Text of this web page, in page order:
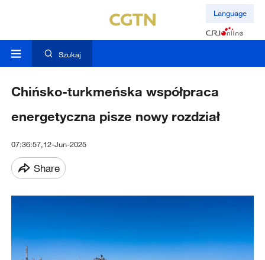
Language
Szukaj
Chińsko-turkmeńska współpraca
energetyczna pisze nowy rozdział
07:36:57,12-Jun-2025
Share